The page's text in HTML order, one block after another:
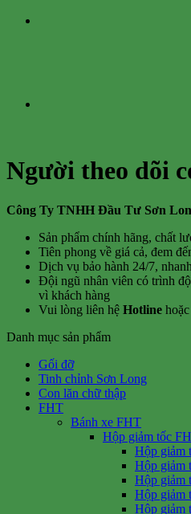
Người theo dõi
Công Ty TNHH Đầu Tư Sơn
Sản phẩm chính hãng, chất
Tiên phong về giá cả, đem
Dịch vụ bảo hành 24/7,
Đội ngũ nhân viên có trình
vì khách hàng
Vui lòng liên hệ Hotline hoặc
Danh mục sản phẩm
Gối đỡ
Tinh chỉnh Sơn Long
Con lăn chữ thập
FHT
Bánh xe FHT
Hộp giảm tốc
Hộp giảm
Hộp giảm
Hộp giảm
Hộp giảm
Hộp giảm